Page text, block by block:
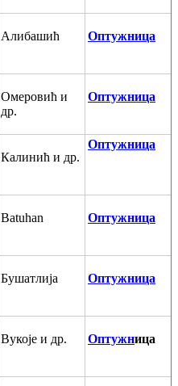
Алибашић Оптужница
Омеровић и
др.
Оптужница
Калинић и др.
Оптужница
Batuhan Оптужница
Бушатлија Оптужница
Вукоје и др. Оптужница